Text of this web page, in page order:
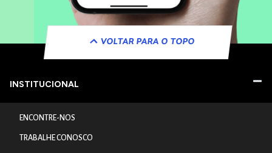
VOLTAR PARA O TOPO
INSTITUCIONAL
ENCONTRE-NOS
TRABALHE CONOSCO